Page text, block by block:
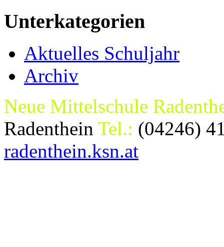
Unterkategorien
Aktuelles Schuljahr
Archiv
Neue Mittelschule
Radenthein Tel.: (04246)
radenthein.ksn.at